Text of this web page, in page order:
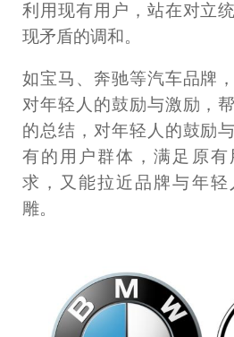
利用现有用户，站在对立
现矛盾的调和。
如宝马、奔驰等汽车品牌
对年轻人的鼓励与激励，
的总结，对年轻人的鼓励
有的用户群体，满足原
求，又能拉近品牌与年轻
雕。